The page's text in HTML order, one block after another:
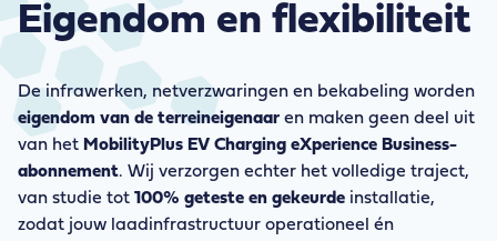
Eigendom en flexibiliteit
De infrawerken, netverzwaringen en bekabeling worden
eigendom van de terreineigenaaren maken geen deel uit
van het MobilityPlus EV Charging eXperience Business-
abonnement. Wij verzorgen echter het volledige traject,
van studie tot100% geteste en gekeurde installatie,
zodat jouw laadinfrastructuur operationeel én